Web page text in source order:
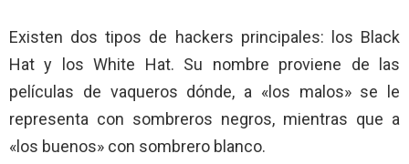
Existen dos tipos de hackers principales: los Black
Hat y los White Hat. Su nombre proviene de las
películas de vaqueros dónde, a «los malos» se le
representa con sombreros negros, mientras que a
«los buenos» con sombrero blanco.